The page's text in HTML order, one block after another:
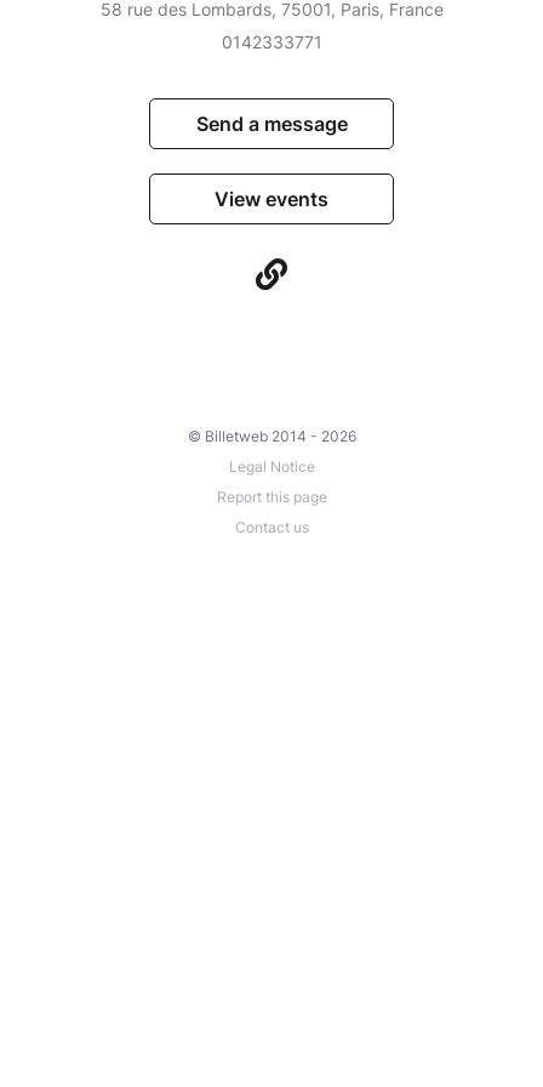
58 rue des Lombards, 75001, Paris, France
0142333771
Send a message
View events
© Billetweb 2014 - 2026
Legal Notice
Report this page
Contact us